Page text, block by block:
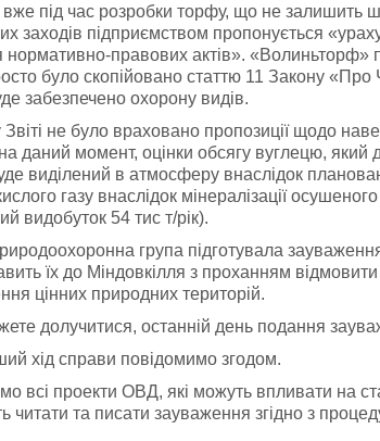
вже під час розробки торфу, що не залишить
заходів підприємством пропонується
нормативно-правових актів». «Волиньторф»
було скопійовано статтю 11 Закону «Про
забезпечено охорону видів.
Звіті не було враховано пропозиції щодо
даний момент, оцінки обсягу вуглецю, який
виділений в атмосферу внаслідок
газу внаслідок мінералізації
видобуток 54 тис т/рік).
група підготувала
їх до Міндовкілля з проханням
цінних природних територій.
долучитися, останній день подання
хід справи повідомимо згодом.
всі проекти ОВД, які можуть впливати на
читати та писати зауваження згідно з